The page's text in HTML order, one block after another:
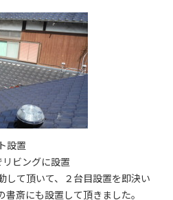
設置
ビングに設置
して頂いて、２台目設置を即決い
斎にも設置して頂きました。